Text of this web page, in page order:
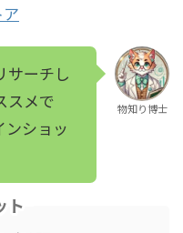
サーチし
スメで
ンショッ
物知り博士
ト